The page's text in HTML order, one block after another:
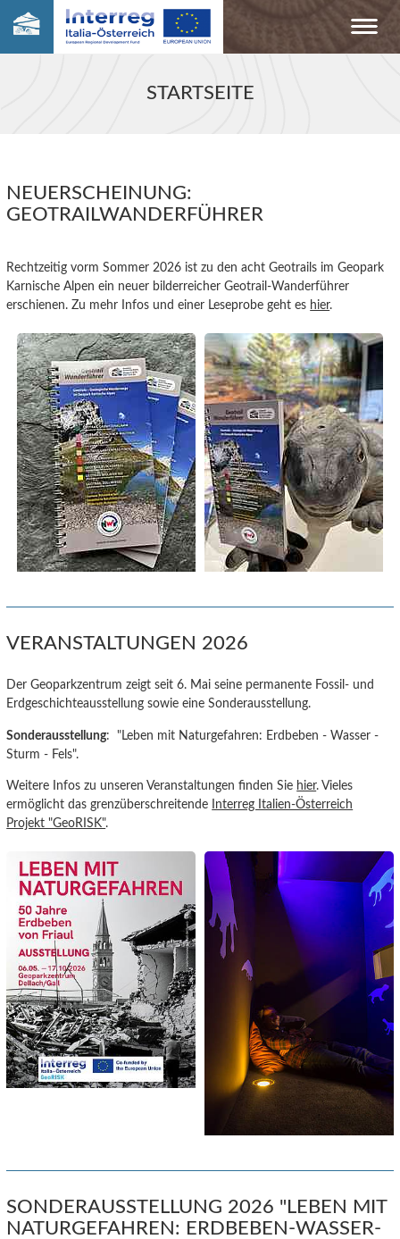
STARTSEITE
NEUERSCHEINUNG:
GEOTRAILWANDERFÜHRER
Rechtzeitig vorm Sommer 2026 ist zu den acht Geotrails im Geopark
Karnische Alpen ein neuer bilderreicher Geotrail-Wanderführer
erschienen. Zu mehr Infos und einer Leseprobe geht es hier.
VERANSTALTUNGEN 2026
Der Geoparkzentrum zeigt seit 6. Mai seine permanente Fossil- und
Erdgeschichteausstellung sowie eine Sonderausstellung.
Sonderausstellung: "Leben mit Naturgefahren: Erdbeben - Wasser -
Sturm - Fels".
Weitere Infos zu unseren Veranstaltungen finden Sie hier. Vieles
ermöglicht das grenzüberschreitende Interreg Italien-Österreich
Projekt "GeoRISK".
SONDERAUSSTELLUNG 2026 "LEBEN MIT
NATURGEFAHREN: ERDBEBEN-WASSER-